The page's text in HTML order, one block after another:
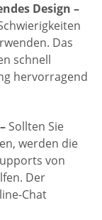
Design –
Das
schnell
hervorragend
Sollten Sie
werden die
von
Der
Chat